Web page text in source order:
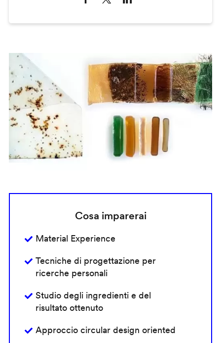
Cosa imparerai
Material Experience
Tecniche di progettazione per
ricerche personali
Studio degli ingredienti e del
risultato ottenuto
Approccio circular design oriented